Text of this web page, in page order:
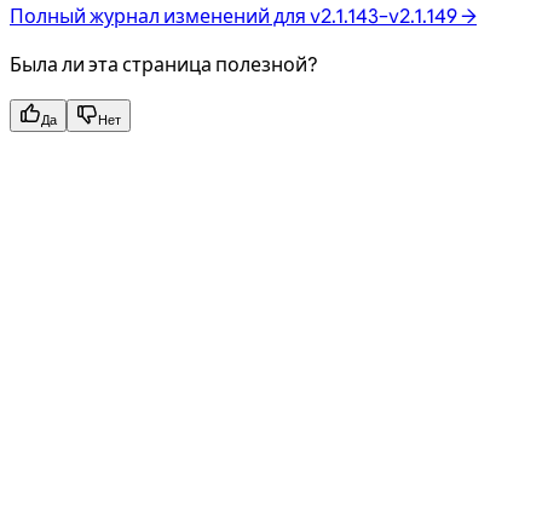
Полный журнал изменений для v2.1.143–v2.1.149 →
Была ли эта страница полезной?
Да Нет